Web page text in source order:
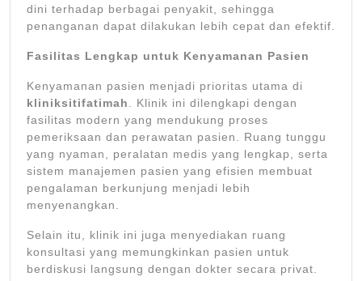
dini terhadap berbagai penyakit, sehingga
penanganan dapat dilakukan lebih cepat dan efektif.
Fasilitas Lengkap untuk Kenyamanan Pasien
Kenyamanan pasien menjadi prioritas utama di
kliniksitifatimah. Klinik ini dilengkapi dengan
fasilitas modern yang mendukung proses
pemeriksaan dan perawatan pasien. Ruang tunggu
yang nyaman, peralatan medis yang lengkap, serta
sistem manajemen pasien yang efisien membuat
pengalaman berkunjung menjadi lebih
menyenangkan.
Selain itu, klinik ini juga menyediakan ruang
konsultasi yang memungkinkan pasien untuk
berdiskusi langsung dengan dokter secara privat.